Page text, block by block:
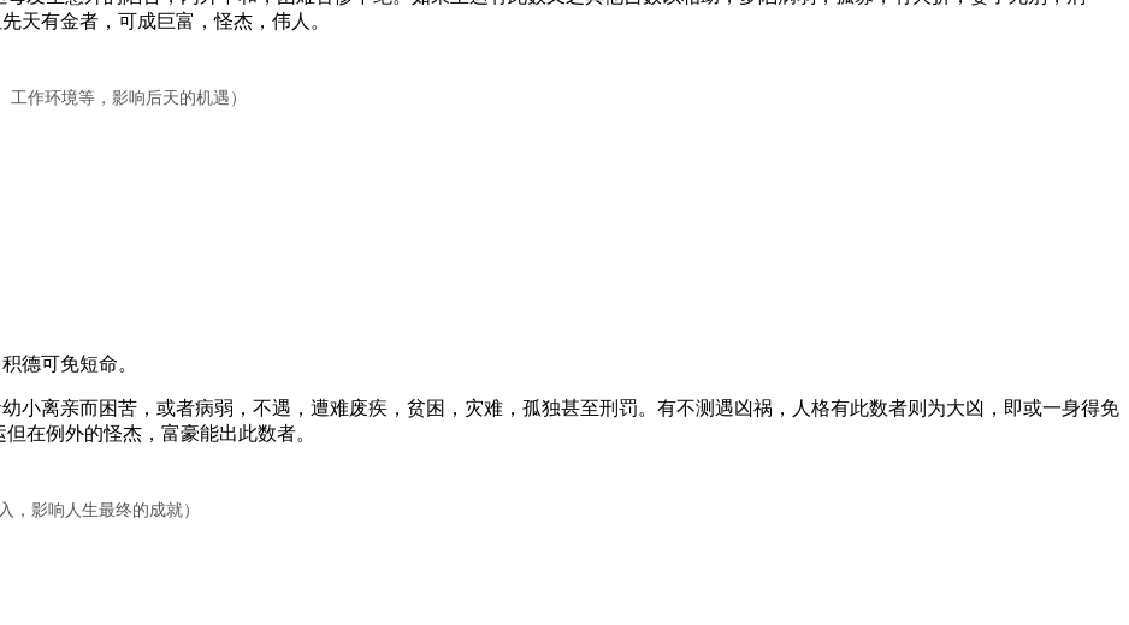
天有金者，可成巨富，怪杰，伟人。
工作环境等，影响后天的机遇）
德可免短命。
离亲而困苦，或者病弱，不遇，遭难废疾，贫困，灾难，孤独甚至刑罚。有不测遇凶祸，人格有此数者则为大凶，即或一身得免
在例外的怪杰，富豪能出此数者。
，影响人生最终的成就）